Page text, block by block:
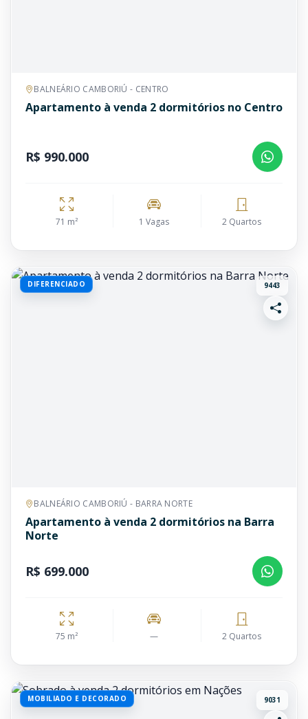
BALNEÁRIO CAMBORIÚ - CENTRO
Apartamento à venda 2 dormitórios no Centro
R$ 990.000
71 m² 1 Vagas 2 Quartos
DIFERENCIADO 9443
BALNEÁRIO CAMBORIÚ - BARRA NORTE
Apartamento à venda 2 dormitórios na Barra
Norte
R$ 699.000
75 m² — 2 Quartos
MOBILIADO E DECORADO 9031